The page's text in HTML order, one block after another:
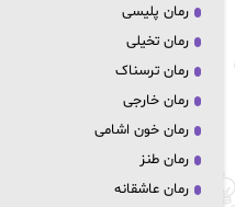
رمان پلیسی
رمان تخیلی
رمان ترسناک
رمان خارجی
رمان خون اشامی
رمان طنز
رمان عاشقانه